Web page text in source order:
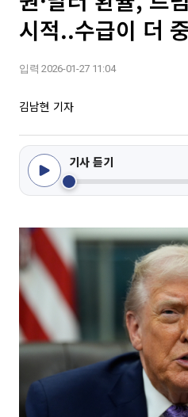
시적..수급이 더
입력 2026-01-27 11:04
김남현 기자
기사 듣기